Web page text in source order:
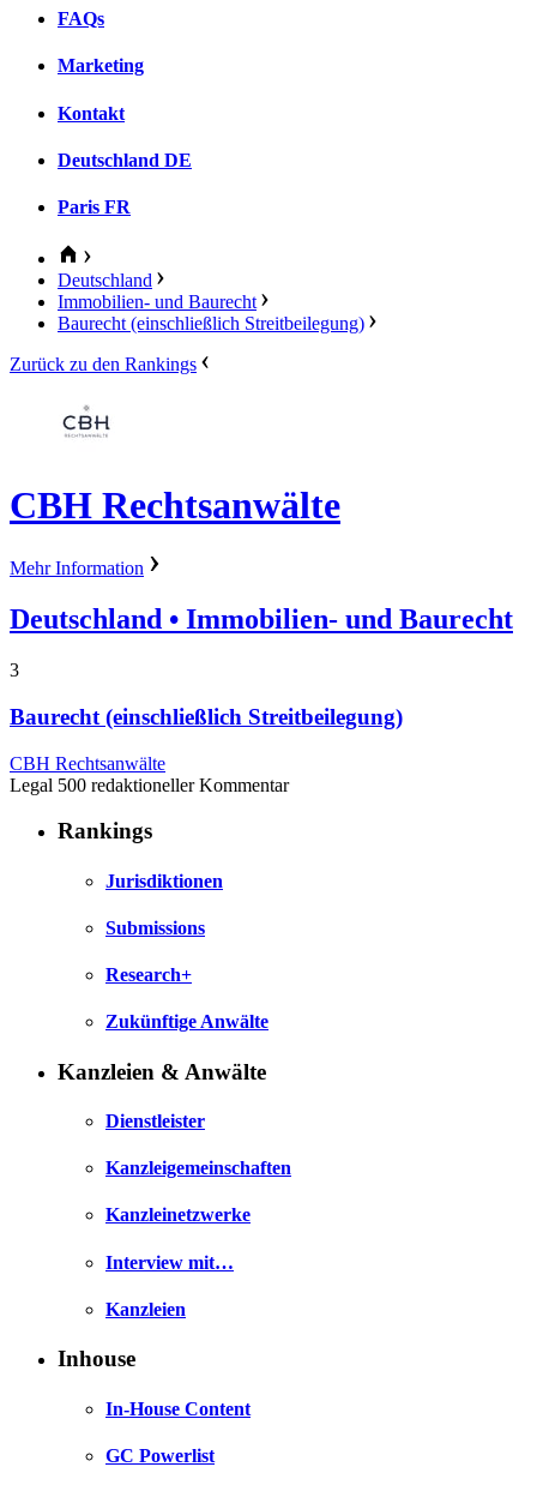
FAQs
Marketing
Kontakt
Deutschland DE
Paris FR
Deutschland
Immobilien- und Baurecht
Baurecht (einschließlich Streitbeilegung)
Zurück zu den Rankings
CBH Rechtsanwälte
Mehr Information
Deutschland • Immobilien- und Baurecht
3
Baurecht (einschließlich Streitbeilegung)
CBH Rechtsanwälte
Legal 500 redaktioneller Kommentar
Rankings
Jurisdiktionen
Submissions
Research+
Zukünftige Anwälte
Kanzleien & Anwälte
Dienstleister
Kanzleigemeinschaften
Kanzleinetzwerke
Interview mit…
Kanzleien
Inhouse
In-House Content
GC Powerlist